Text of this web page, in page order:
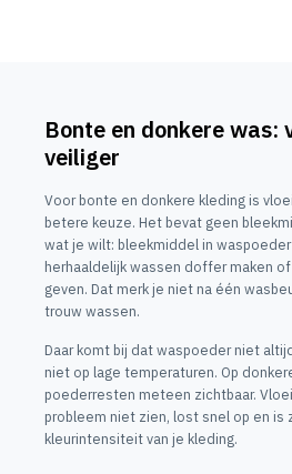
Bonte en donkere was:
veiliger
Voor bonte en donkere kleding is
betere keuze. Het bevat geen
wat je wilt: bleekmiddel in waspoeder
herhaaldelijk wassen doffer maken
geven. Dat merk je niet na één
trouw wassen.
Daar komt bij dat waspoeder niet
niet op lage temperaturen. Op
poederresten meteen zichtbaar.
probleem niet zien, lost snel op en is
kleurintensiteit van je kleding.